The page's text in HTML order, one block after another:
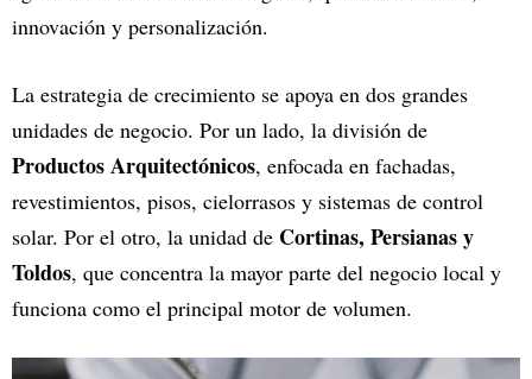
innovación y personalización.
La estrategia de crecimiento se apoya en dos grandes
unidades de negocio. Por un lado, la división de
Productos Arquitectónicos, enfocada en fachadas,
revestimientos, pisos, cielorrasos y sistemas de control
solar. Por el otro, la unidad de Cortinas, Persianas y
Toldos, que concentra la mayor parte del negocio local y
funciona como el principal motor de volumen.